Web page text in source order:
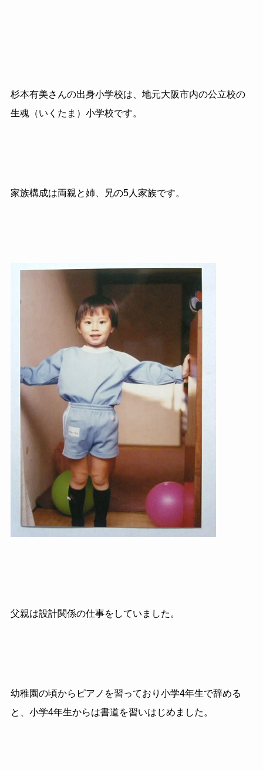
杉本有美さんの出身小学校は、地元大阪市内の公立校の
生魂（いくたま）小学校です。
家族構成は両親と姉、兄の5人家族です。
父親は設計関係の仕事をしていました。
幼稚園の頃からピアノを習っており小学4年生で辞める
と、小学4年生からは書道を習いはじめました。